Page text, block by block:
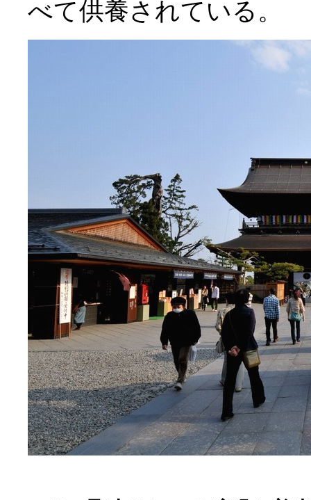
べて供養されている。